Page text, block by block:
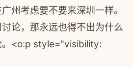
州考虑要不要来深圳一样。
论，那永远也得不出为什么
<o:p style="visibility: